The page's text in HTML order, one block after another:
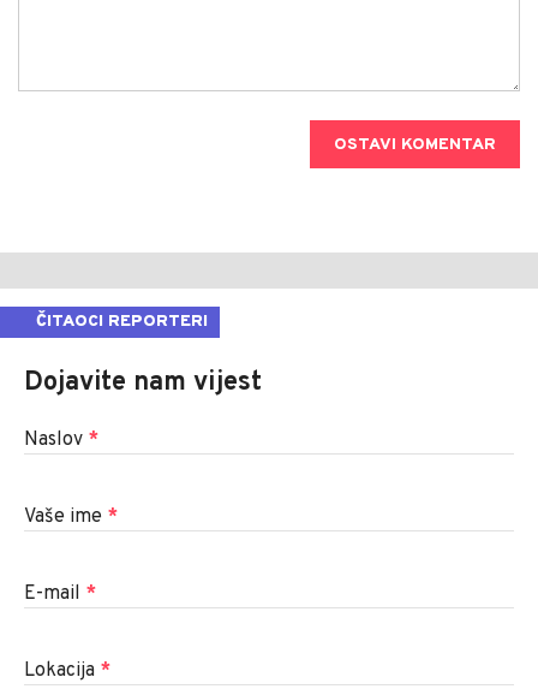
OSTAVI KOMENTAR
ČITAOCI REPORTERI
Dojavite nam vijest
Naslov *
Vaše ime *
E-mail *
Lokacija *